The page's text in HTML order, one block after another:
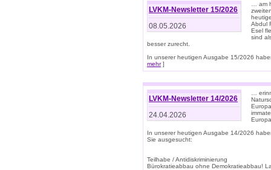
LVKM-Newsletter 15/2026
08.05.2026
… am
Abdul
Esel
sind
besser zurecht.
In unserer heutigen Ausgabe 15/2026
mehr]
LVKM-Newsletter 14/2026
24.04.2026
…
In unserer heutigen Ausgabe 14/2026
Sie ausgesucht:
Teilhabe / Antidiskriminierung
Bürokratieabbau ohne Demokratieabbau!